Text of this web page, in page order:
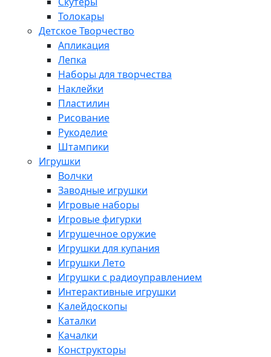
Толокары
Детское Творчество
Апликация
Лепка
Наборы для творчества
Наклейки
Пластилин
Рисование
Рукоделие
Штампики
Игрушки
Волчки
Заводные игрушки
Игровые наборы
Игровые фигурки
Игрушечное оружие
Игрушки для купания
Игрушки Лето
Игрушки с радиоуправлением
Интерактивные игрушки
Калейдоскопы
Каталки
Качалки
Конструкторы